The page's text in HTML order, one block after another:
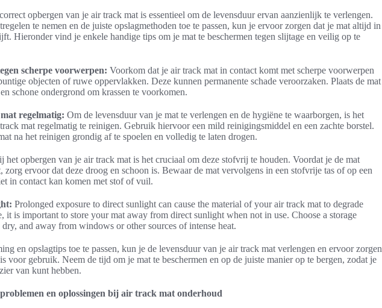
opbergen van je air track mat is essentieel om de levensduur ervan aanzienlijk te verlengen.
te nemen en de juiste opslagmethoden toe te passen, kun je ervoor zorgen dat je mat altijd in
Hieronder vind je enkele handige tips om je mat te beschermen tegen slijtage en veilig op te
scherpe voorwerpen: Voorkom dat je air track mat in contact komt met scherpe voorwerpen
objecten of ruwe oppervlakken. Deze kunnen permanente schade veroorzaken. Plaats de mat
schone ondergrond om krassen te voorkomen.
regelmatig: Om de levensduur van je mat te verlengen en de hygiëne te waarborgen, is het
mat regelmatig te reinigen. Gebruik hiervoor een mild reinigingsmiddel en een zachte borstel.
na het reinigen grondig af te spoelen en volledig te laten drogen.
het opbergen van je air track mat is het cruciaal om deze stofvrij te houden. Voordat je de mat
zorg ervoor dat deze droog en schoon is. Bewaar de mat vervolgens in een stofvrije tas of op een
in contact kan komen met stof of vuil.
Prolonged exposure to direct sunlight can cause the material of your air track mat to degrade
it is important to store your mat away from direct sunlight when not in use. Choose a storage
and away from windows or other sources of intense heat.
en opslagtips toe te passen, kun je de levensduur van je air track mat verlengen en ervoor zorgen
voor gebruik. Neem de tijd om je mat te beschermen en op de juiste manier op te bergen, zodat je
van kunt hebben.
en oplossingen bij air track mat onderhoud